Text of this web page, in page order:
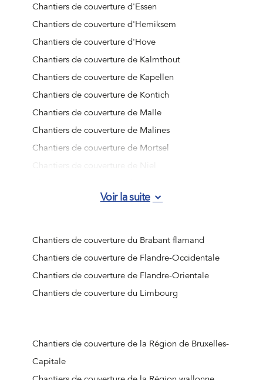
Chantiers de couverture d'Essen
Chantiers de couverture d'Hemiksem
Chantiers de couverture d'Hove
Chantiers de couverture de Kalmthout
Chantiers de couverture de Kapellen
Chantiers de couverture de Kontich
Chantiers de couverture de Malle
Chantiers de couverture de Malines
Chantiers de couverture de Mortsel
Chantiers de couverture de Rumst
Chantiers de couverture de Schilde
Chantiers de couverture de Schoten
Chantiers de couverture de Stabroek
Chantiers de couverture de Wijnegem
Chantiers de couverture de Zandhoven
Chantiers de couverture de Zoersel
Chantiers de couverture de Zwijndrecht
Voir la suite
Chantiers de couverture du Brabant flamand
Chantiers de couverture de Flandre-Occidentale
Chantiers de couverture de Flandre-Orientale
Chantiers de couverture du Limbourg
Chantiers de couverture de la Région de Bruxelles-
Capitale